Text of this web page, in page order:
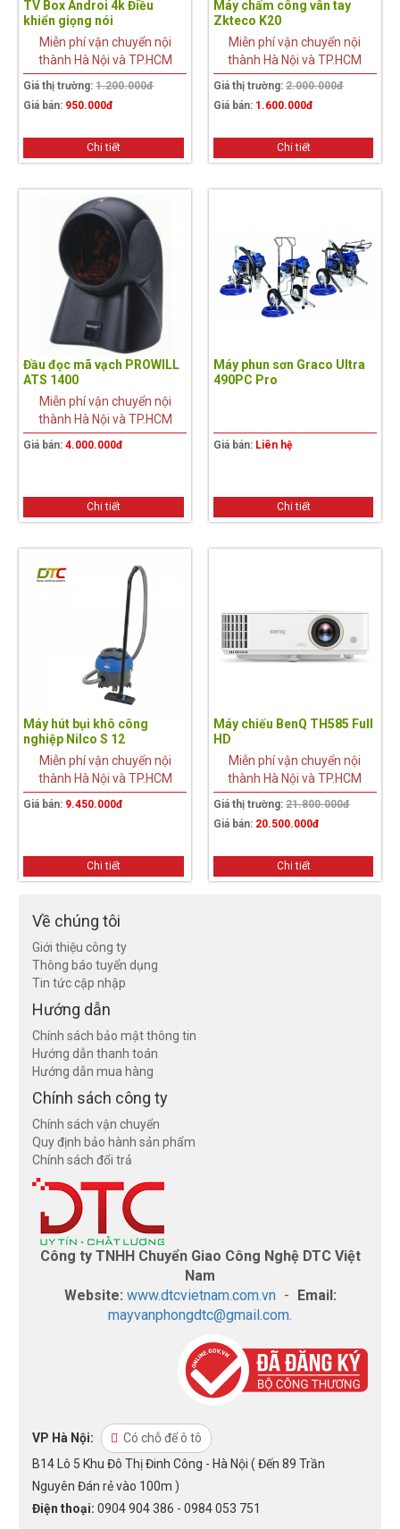
TV Box Androi 4k Điều
khiển giọng nói
Miễn phí vận chuyển nội
thành Hà Nội và TP.HCM
Giá thị trường:1.200.000đ
Giá bán: 950.000đ
Chi tiết
Máy chấm công vân tay
Zkteco K20
Miễn phí vận chuyển nội
thành Hà Nội và TP.HCM
Giá thị trường: 2.000.000đ
Giá bán: 1.600.000đ
Chi tiết
Đầu đọc mã vạch PROWILL
ATS 1400
Miễn phí vận chuyển nội
thành Hà Nội và TP.HCM
Giá bán:4.000.000đ
Chi tiết
Máy phun sơn Graco Ultra
490PC Pro
Giá bán: Liên hệ
Chi tiết
Máy hút bụi khô công
nghiệp Nilco S 12
Miễn phí vận chuyển nội
thành Hà Nội và TP.HCM
Giá bán: 9.450.000đ
Chi tiết
Máy chiếu BenQ TH585 Full
HD
Miễn phí vận chuyển nội
thành Hà Nội và TP.HCM
Giá thị trường: 21.800.000đ
Giá bán: 20.500.000đ
Chi tiết
Về chúng tôi
Giới thiệu công ty
Thông báo tuyển dụng
Tin tức cập nhập
Hướng dẫn
Chính sách bảo mật thông tin
Hướng dẫn thanh toán
Hướng dẫn mua hàng
Chính sách công ty
Chính sách vận chuyển
Quy định bảo hành sản phẩm
Chính sách đổi trả
Công ty TNHH Chuyển Giao Công Nghệ DTC Việt
Nam
Website: www.dtcvietnam.com.vn - Email:
mayvanphongdtc@gmail.com.
VP Hà Nội:
Có chỗ để ô tô
B14 Lô 5 Khu Đô Thị Đinh Công - Hà Nội ( Đến 89 Trần
Nguyên Đán rẻ vào 100m )
Điện thoại: 0904 904 386 - 0984 053 751